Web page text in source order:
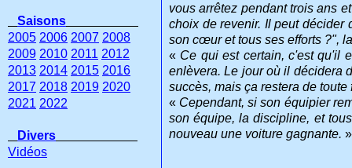
vous arrêtez pendant trois ans
choix de revenir. Il peut décider
son cœur et tous ses efforts ?",
« Ce qui est certain, c'est qu'il
enlèvera. Le jour où il décidera
succès, mais ça restera de toute
« Cependant, si son équipier
son équipe, la discipline, et
nouveau une voiture gagnante.
Saisons
2005 2006 2007 2008
2009 2010 2011 2012
2013 2014 2015 2016
2017 2018 2019 2020
2021 2022
Divers
Vidéos